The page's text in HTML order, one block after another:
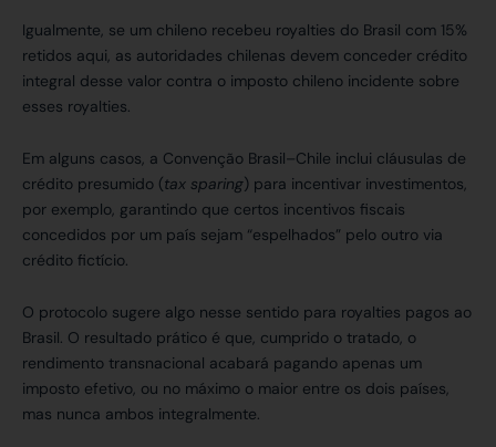
Igualmente, se um chileno recebeu royalties do Brasil com 15%
retidos aqui, as autoridades chilenas devem conceder crédito
integral desse valor contra o imposto chileno incidente sobre
esses royalties.
Em alguns casos, a Convenção Brasil–Chile inclui cláusulas de
crédito presumido (tax sparing) para incentivar investimentos,
por exemplo, garantindo que certos incentivos fiscais
concedidos por um país sejam “espelhados” pelo outro via
crédito fictício.
O protocolo sugere algo nesse sentido para royalties pagos ao
Brasil. O resultado prático é que, cumprido o tratado, o
rendimento transnacional acabará pagando apenas um
imposto efetivo, ou no máximo o maior entre os dois países,
mas nunca ambos integralmente.